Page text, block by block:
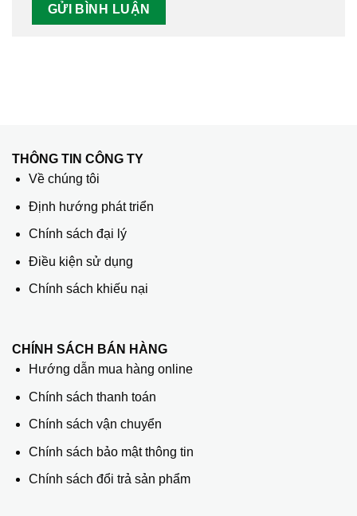
THÔNG TIN CÔNG TY
Về chúng tôi
Định hướng phát triển
Chính sách đại lý
Điều kiện sử dụng
Chính sách khiếu nại
CHÍNH SÁCH BÁN HÀNG
Hướng dẫn mua hàng online
Chính sách thanh toán
Chính sách vận chuyển
Chính sách bảo mật thông tin
Chính sách đổi trả sản phẩm